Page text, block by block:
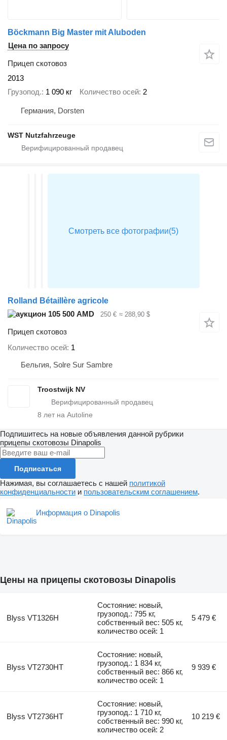
Böckmann Big Master mit Aluboden
Цена по запросу
Прицеп скотовоз
2013
Грузопод. 1 090 кг Количество осей 2
Германия, Dorsten
WST Nutzfahrzeuge
Rolland Bétaillère agricole
105 500 AMD
250 € ≈ 288,90 $
Прицеп скотовоз
Количество осей 1
Бельгия, Solre Sur Sambre
Troostwijk NV
8 лет на Autoline
Подпишитесь на новые объявления данной рубрики
прицепы скотовозы Dinapolis
Подписаться
Нажимая, вы соглашаетесь с нашей политикой
конфиденциальности и пользовательским соглашением.
Информация о Dinapolis
Цены на прицепы скотовозы Dinapolis
Blyss VT1326H
Состояние: новый,
грузопод.: 795 кг,
собственный вес: 505 кг,
количество осей: 1
5 479 €
Blyss VT2730HT
Состояние: новый,
грузопод.: 1 834 кг,
собственный вес: 866 кг,
количество осей: 1
9 939 €
Blyss VT2736HT
Состояние: новый,
грузопод.: 1 710 кг,
собственный вес: 990 кг,
количество осей: 2
10 219 €